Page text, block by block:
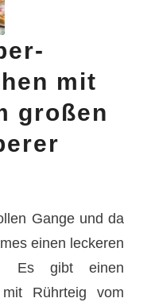
mit
großen
Gange und da
einen leckeren
Es gibt einen
mit Rührteig vom